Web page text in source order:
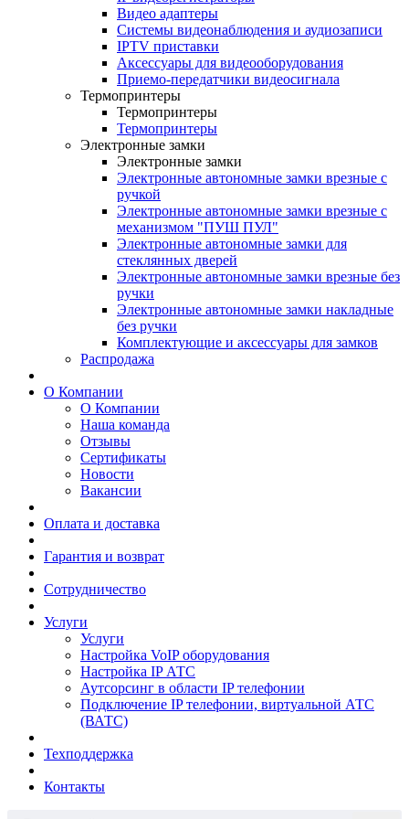
Видео адаптеры
Системы видеонаблюдения и аудиозаписи
IPTV приставки
Аксессуары для видеооборудования
Приемо-передатчики видеосигнала
Термопринтеры
Термопринтеры
Термопринтеры
Электронные замки
Электронные замки
Электронные автономные замки врезные с
ручкой
Электронные автономные замки врезные с
механизмом "ПУШ ПУЛ"
Электронные автономные замки для
стеклянных дверей
Электронные автономные замки врезные без
ручки
Электронные автономные замки накладные
без ручки
Комплектующие и аксессуары для замков
Распродажа
О Компании
О Компании
Наша команда
Отзывы
Сертификаты
Новости
Вакансии
Оплата и доставка
Гарантия и возврат
Сотрудничество
Услуги
Услуги
Настройка VoIP оборудования
Настройка IP АТС
Аутсорсинг в области IP телефонии
Подключение IP телефонии, виртуальной АТС
(ВАТС)
Техподдержка
Контакты